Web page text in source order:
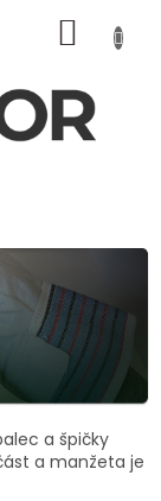
KOŠÍK
a špičky
a manžeta je